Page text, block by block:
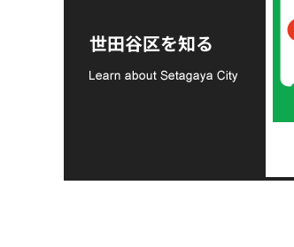
世田谷区を知る
支援金の募集につい
て